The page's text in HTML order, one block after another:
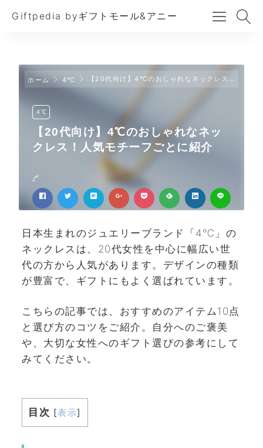
Giftpedia byギフトモール&アニー
ホーム 4℃ 【20代向け】4℃のおしゃれなネックレス！人気モチーフごとに紹介
4℃
【20代向け】4℃のおしゃれなネッ
クレス！人気モチーフごとに紹介
日本生まれのジュエリーブランド「4℃」の
ネックレスは、20代女性を中心に幅広い世
代の方から人気があります。デザインの種類
が豊富で、ギフトにもよく選ばれています。
こちらの記事では、おすすめのアイテム10点
と選び方のコツをご紹介。自分へのご褒美
や、大切な女性へのギフト選びの参考にして
みてください。
目次 [表示]